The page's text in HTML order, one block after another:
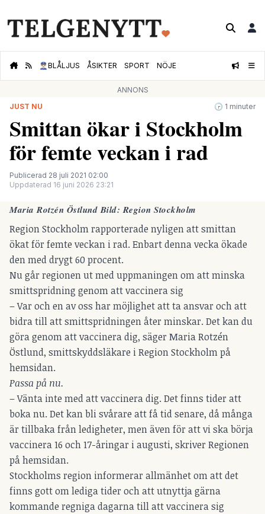
👮🏻‍♂️BLÅLJUS ÅSIKTER SPORT NÖJE
ANNONS
JUST NU
🕝 1 minuter
Smittan ökar i Stockholm
för femte veckan i rad
Publicerad 28 juli 2021 02:00
Uppdaterad 16 juni 2026 23:21
Maria Rotzén Östlund Bild: Region Stockholm
Region Stockholm rapporterade nyligen att smittan
ökat för femte veckan i rad. Enbart denna vecka ökade
den med drygt 60 procent.
Nu går regionen ut med uppmaningen om att minska
smittspridning genom att vaccinera sig
– Var och en av oss har möjlighet att ta ansvar och att
bidra till att smittspridningen åter minskar. Det kan du
göra genom att vaccinera dig, säger Maria Rotzén
Östlund, smittskyddsläkare i Region Stockholm på
hemsidan.
Passa på nu.
– Vänta inte med att vaccinera dig. Det finns tider att
boka nu. Det kan bli svårare att få tid senare, då många
är tillbaka från ledigheter, men även för att vi ska börja
vaccinera 16 och 17-åringar i augusti, skriver Regionen
på hemsidan.
Stockholms region informerar allmänhet om att det
finns gott om lediga tider och att utnyttja gärna
kommande regniga dagarna till att vaccinera sig